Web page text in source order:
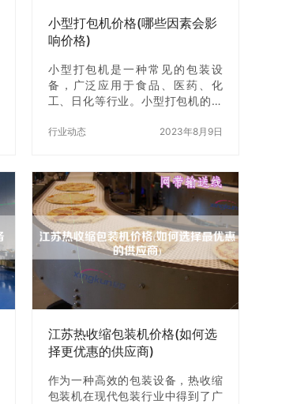
小型打包机价格(哪些因素会影
响价格)
小型打包机是一种常见的包装设
备，广泛应用于食品、医药、化
工、日化等行业。小型打包机的价
解一下吧。 一、品牌因素 品牌是影
量、性能、售后服务等方面都存在
很大的差异，因此价格也会有所不
同。一般来说，知名品牌的小型打
包机价格会相对较高，而一些小品
牌的价格则会相对较低。 二、规格
因素 小型打包机的规格也是影响价
格的一个重要因素。不同规格的小
型打包机在功能、产能等方面都存
在很大的差异，因此价格也会有所
行业动态 2023年8月9日
江苏热收缩包装机价格(如何选
择更优惠的供应商)
作为一种高效的包装设备，热收缩
包装机在现代包装行业中得到了广